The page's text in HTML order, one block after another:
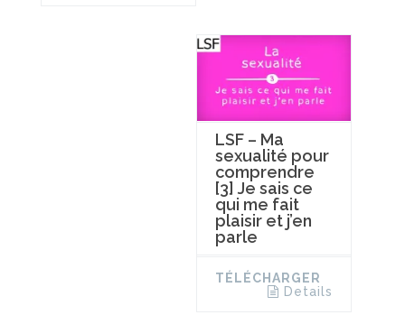
LSF – Ma
sexualité pour
comprendre
[3] Je sais ce
qui me fait
plaisir et j’en
parle
TÉLÉCHARGER
Details